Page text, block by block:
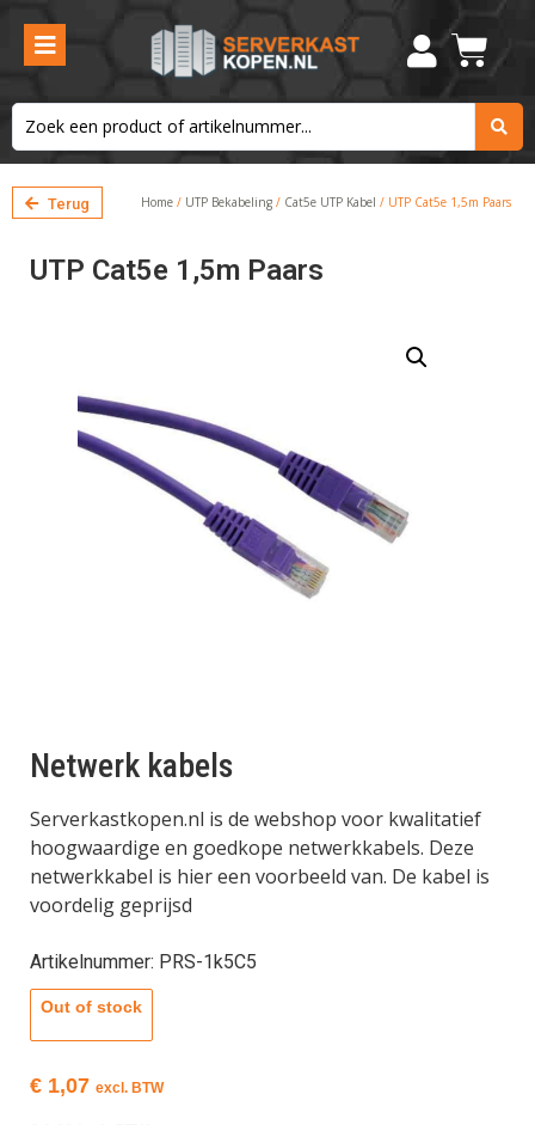
Terug Home / UTP Bekabeling / Cat5e UTP Kabel / UTP Cat5e 1,5m Paars
UTP Cat5e 1,5m Paars
Netwerk kabels
Serverkastkopen.nl is de webshop voor kwalitatief
hoogwaardige en goedkope netwerkkabels. Deze
netwerkkabel is hier een voorbeeld van. De kabel is
voordelig geprijsd
Artikelnummer: PRS-1k5C5
Out of stock
€ 1,07 excl. BTW